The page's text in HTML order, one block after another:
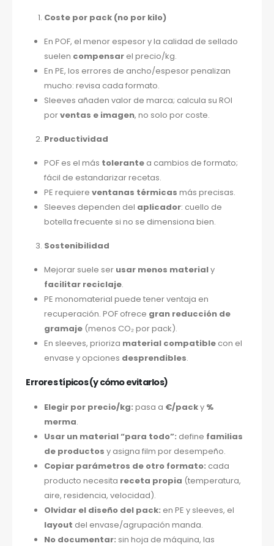
Coste por pack (no por kilo)
En POF, el menor espesor y la calidad de sellado
suelen compensarel precio/kg.
En PE, los errores de ancho/espesor penalizan
mucho: revisa cada formato.
Sleeves añaden valor de marca; calcula su ROI
porventas e imagen, no solo por coste.
Productividad
POF es el más tolerantea cambios de formato;
fácil de estandarizar recetas.
PE requiere ventanas térmicas más precisas.
Sleeves dependen del aplicador: cuello de
botella frecuente si no se dimensiona bien.
Sostenibilidad
Mejorar suele ser usar menos materialy
facilitar reciclaje.
PE monomaterial puede tener ventaja en
recuperación. POF ofrece gran reducción de
gramaje(menos CO₂ por pack).
En sleeves, prioriza material compatiblecon el
envase y opciones desprendibles.
Errores típicos (y cómo evitarlos)
Elegir por precio/kg: pasa a €/packy %
merma.
Usar un material “para todo”: define familias
de productos y asigna film por desempeño.
Copiar parámetros de otro formato: cada
producto necesita receta propia (temperatura,
aire, residencia, velocidad).
Olvidar el diseño del pack: en PE y sleeves, el
layout del envase/agrupación manda.
No documentar: sin hoja de máquina, las